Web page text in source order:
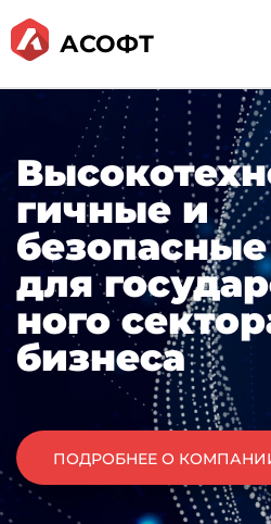
АСОФТ
гичные и
для
ного
бизнеса
ПОДРОБНЕЕ О